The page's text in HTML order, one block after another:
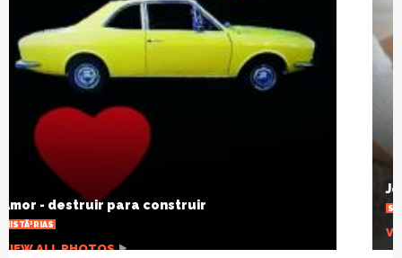
Joelho estalando, por que isso acontece?
SAÃºDE
VIEW ALL PHOTOS